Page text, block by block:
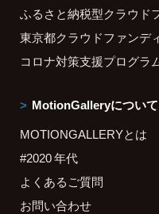
ふるさと納税型クラウド
東京都クラウドファンデ
コロナ対策支援プログラ
MotionGalleryについて
MOTIONGALLERYとは
#2020 年代
よくあるご質問
お問い合わせ